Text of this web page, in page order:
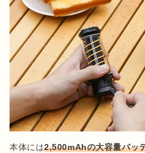
本体には2,500mAhの大容量バッ